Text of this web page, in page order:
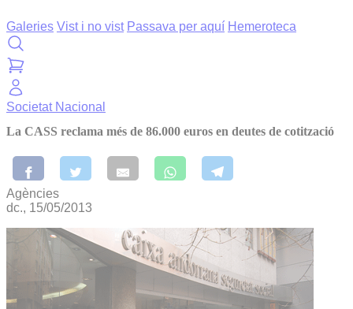
Galeries Vist i no vist Passava per aquí Hemeroteca
Societat Nacional
La CASS reclama més de 86.000 euros en deutes de cotització
Agències
dc., 15/05/2013